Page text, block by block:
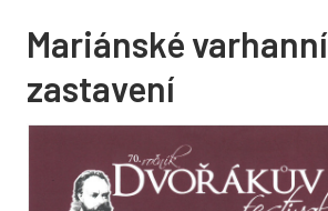
Mariánské varhanní
zastavení